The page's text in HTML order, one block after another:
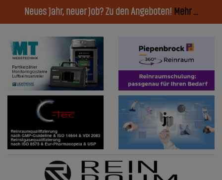
Neues Jahr, neuer Job? Zu den Angeboten! Mehr ...